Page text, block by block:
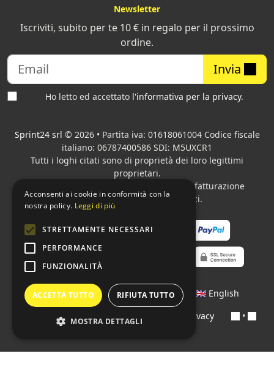
Newsletter
Iscriviti, subito per te 10 € in regalo per il prossimo
ordine.
Invia
Ho letto ed accettato l'informativa per la privacy.
Sprint24 srl © 2026 • Partita iva: 01618061004 Codice fiscale
italiano: 06787400586 SDI: M5UXCR1
Tutti i loghi citati sono di proprietà dei loro legittimi
proprietari.
adibita alla fatturazione
elettronica per gli Enti pubblici.
Lingue: 🇮🇹 Italiano • 🇫🇷 Français
🇬🇧 English
• Condizioni di pagamento Privacy •
Acconsenti ai cookie in conformità con la
nostra policy. Leggi di più
STRETTAMENTE NECESSARI
PERFORMANCE
FUNZIONALITÀ
ACCETTA TUTTO RIFIUTA TUTTO
MOSTRA DETTAGLI